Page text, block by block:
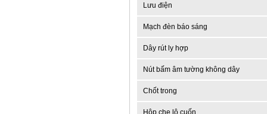
Lưu điện
Mạch đèn báo sáng
Dây rút ly hợp
Nút bấm âm tường không dây
Chốt trong
Hộp che lô cuốn